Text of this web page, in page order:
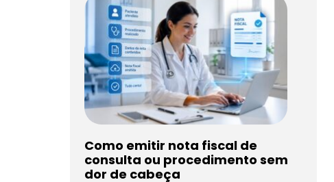
Como emitir nota fiscal de
consulta ou procedimento sem
dor de cabeça